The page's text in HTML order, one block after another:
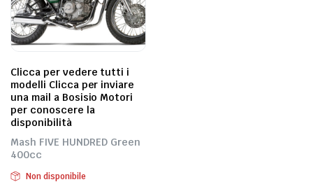
Clicca per vedere tutti i
modelli Clicca per inviare
una mail a Bosisio Motori
per conoscere la
disponibilità
Mash FIVE HUNDRED Green
400cc
Non disponibile